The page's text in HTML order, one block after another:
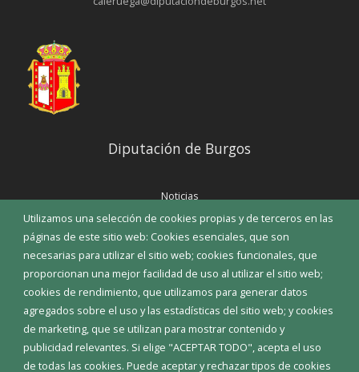
Utilizamos una selección de cookies propias y de terceros en las
páginas de este sitio web: Cookies esenciales, que son
necesarias para utilizar el sitio web; cookies funcionales, que
proporcionan una mejor facilidad de uso al utilizar el sitio web;
cookies de rendimiento, que utilizamos para generar datos
agregados sobre el uso y las estadísticas del sitio web; y cookies
de marketing, que se utilizan para mostrar contenido y
publicidad relevantes. Si elige "ACEPTAR TODO", acepta el uso
de todas las cookies. Puede aceptar y rechazar tipos de cookies
Diputación de Burgos
Noticias
Eventos
Corporación Municipal
Teléfonos de interés
INICIAR SESIÓN
MAPA WEB